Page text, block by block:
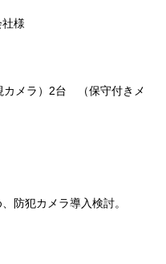
様
カメラ）2台 （保守付きメ
防犯カメラ導入検討。